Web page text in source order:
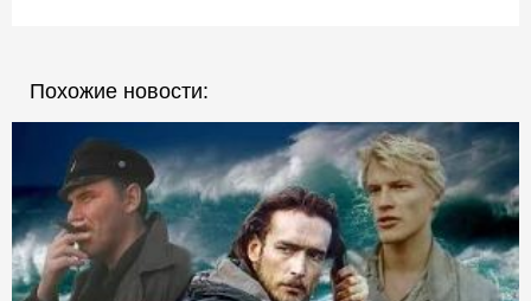
Похожие новости: